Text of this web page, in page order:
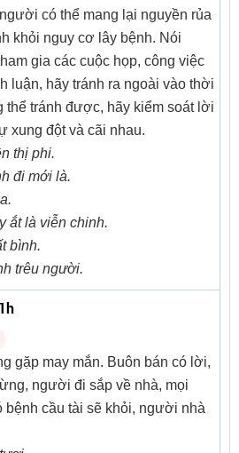
có thể mang lại nguyền rủa
khỏi nguy cơ lây bệnh. Nói
gia các cuộc họp, công việc
luận, hãy tránh ra ngoài vào thời
thể tránh được, hãy kiểm soát lời
xung đột và cãi nhau.
thị phi.
đi mới là.
ắt là viễn chinh.
bình.
trêu người.
gặp may mắn. Buôn bán có lời,
người đi sắp về nhà, mọi
bệnh cầu tài sẽ khỏi, người nhà